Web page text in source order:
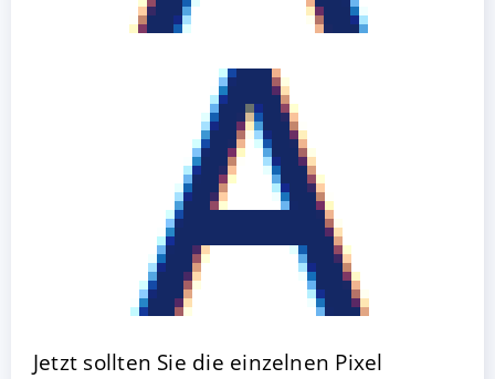
Jetzt sollten Sie die einzelnen Pixel